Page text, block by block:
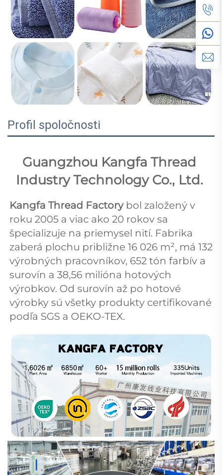
Profil spoločnosti
Guangzhou Kangfa Thread
Industry Technology Co., Ltd.
Kangfa Thread Factory bol založený v
roku 2005 a viac ako 20 rokov sa
špecializuje na priemysel nití. Fabrika
zaberá plochu približne 16 026 m², má 132
výrobných pracovníkov, 652 tón farbív a
surovín a 38,56 milióna hotových
výrobkov. Od surovín až po hotové
výrobky sú všetky produkty certifikované
podľa SGS a OEKO-TEX.